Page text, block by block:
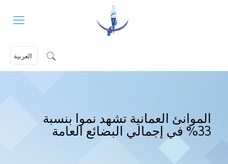
العربية
الموانئ العمانية تشهد نموا بنسبة
33% في إجمالي البضائع العامة